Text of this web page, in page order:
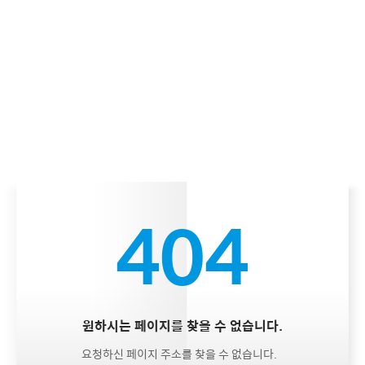
404
원하시는 페이지를 찾을 수 없습니다.
요청하신 페이지 주소를 찾을 수 없습니다.